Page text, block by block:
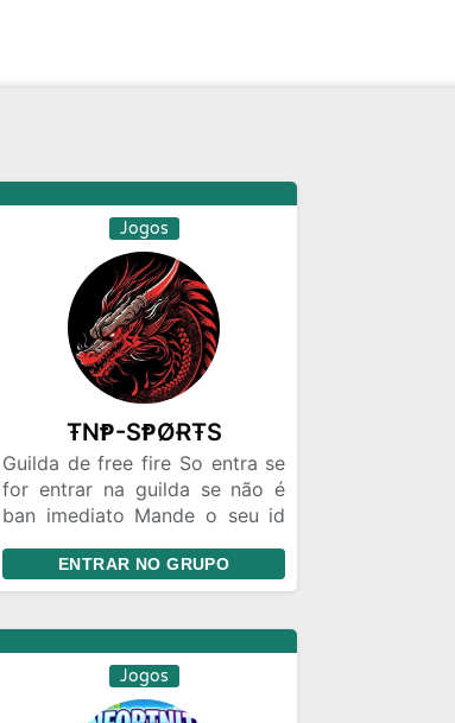
Jogos
ŦNⱣ-SⱣØɌŦS
Guilda de free fire So entra se
for entrar na guilda se não é
ban imediato Mande o seu id
ENTRAR NO GRUPO
Jogos